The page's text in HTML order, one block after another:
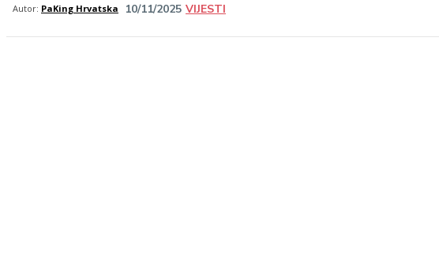
Autor: PaKing Hrvatska 10/11/2025 VIJESTI